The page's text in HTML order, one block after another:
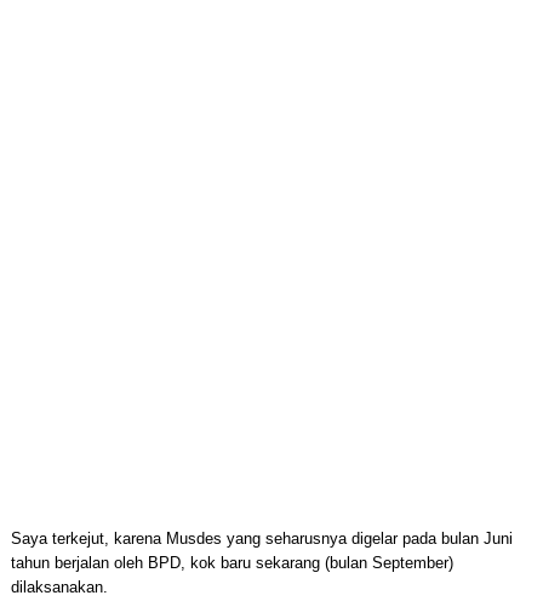
Saya terkejut, karena Musdes yang seharusnya digelar pada bulan Juni
tahun berjalan oleh BPD, kok baru sekarang (bulan September)
dilaksanakan.